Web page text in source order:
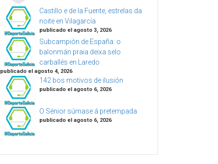
Castillo e de la Fuente, estrelas da
noite en Vilagarcía
publicado el agosto 3, 2026
Subcampión de España: o
balonmán praia deixa selo
carballés en Laredo
publicado el agosto 4, 2026
142 bos motivos de ilusión
publicado el agosto 6, 2026
O Sénior súmase á pretempada
publicado el agosto 6, 2026